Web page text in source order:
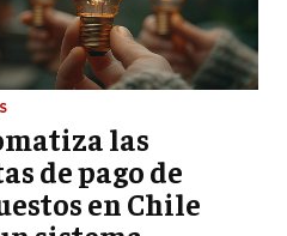
DEL DESEMPEÑO
Y CLIMA ORGANIZACIONAL
Y
SOCIAL
las
de pago de
en Chile